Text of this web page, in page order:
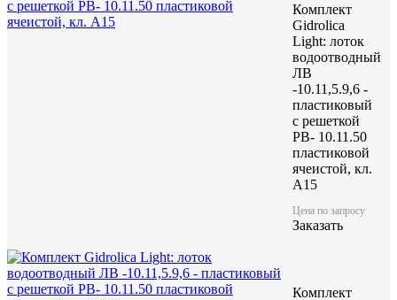
Лоток водоотводный пластиковый в комплекте с решеткой ,
Лоток ЛВП Profi DN300
комплект с решеткой
акция
Комплект
Gidrolica
Light: лоток
водоотводный
ЛВ
-10.11,5.9,6 -
пластиковый
с решеткой
РВ- 10.11.50
пластиковой
ячеистой, кл.
A15
Цена по запросу
Заказать
Комплект